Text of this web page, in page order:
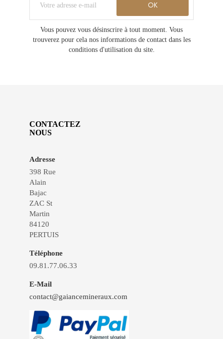
Vous pouvez vous désinscrire à tout moment. Vous
trouverez pour cela nos informations de contact dans les
conditions d'utilisation du site.
CONTACTEZ
NOUS
Adresse
398 Rue
Alain
Bajac
ZAC St
Martin
84120
PERTUIS
Téléphone
09.81.77.06.33
E-Mail
contact@gaiancemineraux.com